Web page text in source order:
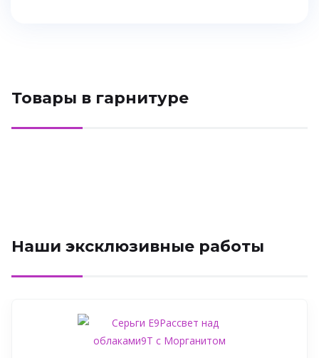
Товары в гарнитуре
Наши эксклюзивные работы